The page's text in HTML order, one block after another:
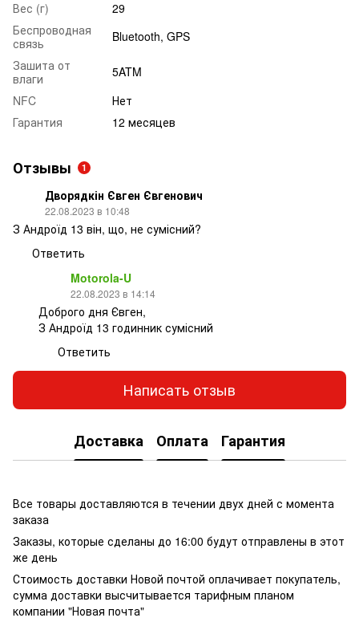
Вес (г)
29
Беспроводная
связь
Bluetooth, GPS
Зашита от
влаги
5ATM
NFC
Нет
Гарантия
12 месяцев
Отзывы 1
Дворядкін Євген Євгенович
22.08.2023 в 10:48
З Андроїд 13 він, що, не сумісний?
Ответить
Motorola-U
22.08.2023 в 14:14
Доброго дня Євген,
З Андроїд 13 годинник сумісний
Ответить
Написать отзыв
Доставка Оплата Гарантия
Все товары доставляются в течении двух дней с момента
заказа
Заказы, которые сделаны до 16:00 будут отправлены в этот
же день
Стоимость доставки Новой почтой оплачивает покупатель,
сумма доставки высчитывается тарифным планом
компании "Новая почта"